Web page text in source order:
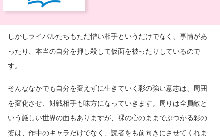
しかしライバルたちもただ憎い相手というだけでなく、事情があ
ったり、本当の自分を押し殺して仮面を被ったりしているので
す。
そんななかでも自分を変えずに生きていく彩の強い意志は、周囲
を変化させ、対戦相手も味方になっていきます。周りは全員敵と
いう厳しい世界の面もありますが、裸の心のままでぶつかる彩の
姿は、作中のキャラだけでなく、読者をも前向きにさせてくれま